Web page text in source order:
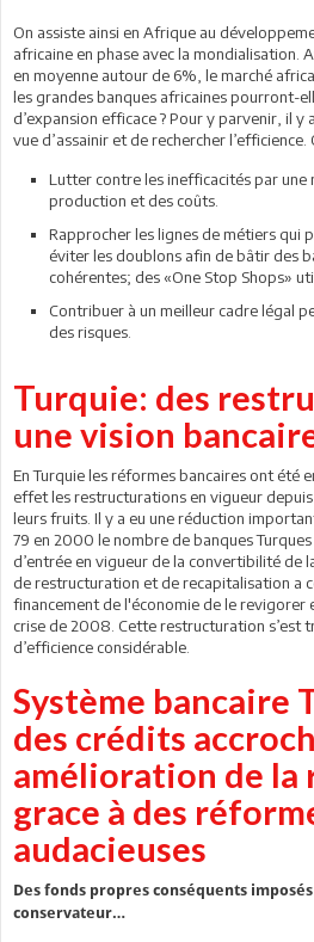
On assiste ainsi en Afrique au
africaine en phase avec la mondialisation.
en moyenne autour de 6%, le marché
les grandes banques africaines pourront-
d’expansion efficace ? Pour y parvenir, il y
vue d’assainir et de rechercher
Lutter contre les inefficacités par une
production et des coûts.
Rapprocher les lignes de métiers qui
éviter les doublons afin de bâtir des
cohérentes; des «One Stop Shops»
Contribuer à un meilleur cadre légal
des risques.
Turquie: des
une vision
En Turquie les réformes bancaires ont été
effet les restructurations en vigueur
leurs fruits. Il y a eu une réduction
79 en 2000 le nombre de banques
d’entrée en vigueur de la convertibilité de
de restructuration et de recapitalisation a
financement de l'économie de le revigorer
crise de 2008. Cette restructuration s’est
d’efficience considérable.
Système bancaire
des crédits
amélioration de la
grace à des
audacieuses
Des fonds propres conséquents
conservateur…